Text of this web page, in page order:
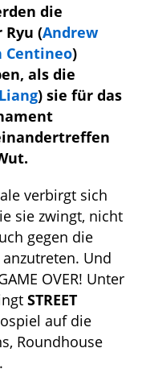
die
(Andrew
Centineo)
als die
) sie für das
verbirgt sich
sie zwingt, nicht
gegen die
Und
OVER! Unter
STREET
auf die
Roundhouse